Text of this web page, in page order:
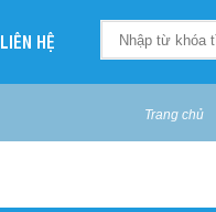
LIÊN HỆ
Trang chủ